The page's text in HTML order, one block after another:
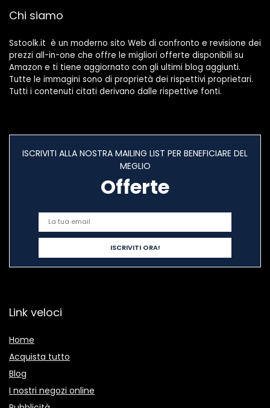
Chi siamo
Sstoolk.it è un moderno sito Web di confronto e revisione dei
prezzi all-in-one che offre le migliori offerte disponibili su
Amazon e ti tiene aggiornato con gli ultimi blog aggiunti.
Tutte le immagini sono di proprietà dei rispettivi proprietari.
Tutti i contenuti citati derivano dalle rispettive fonti.
ISCRIVITI ALLA NOSTRA MAILING LIST PER BENEFICIARE DEL
MEGLIO
Offerte
Link veloci
Home
Acquista tutto
Blog
I nostri negozi online